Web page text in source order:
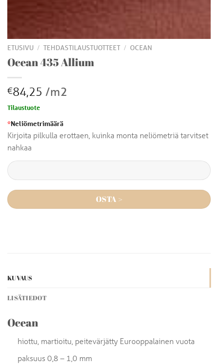
ETUSIVU / TEHDASTILAUSTUOTTEET / OCEAN
Ocean 435 Allium
€84,25 /m2
Tilaustuote
*Neliömetrimäärä
Kirjoita pilkulla erottaen, kuinka monta neliömetriä tarvitset
nahkaa
OSTA >
KUVAUS
LISÄTIEDOT
Ocean
hiottu, martioitu, peitevärjätty Eurooppalainen vuota
paksuus 0,8 – 1,0 mm